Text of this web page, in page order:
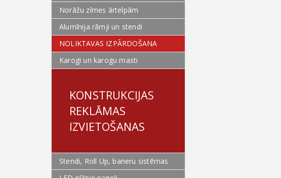
Norāžu zīmes ārtelpām
Alumīnija rāmji un stendi
NOLIKTAVAS IZPĀRDOŠANA
Karogi un karogu masti
KONSTRUKCIJAS
REKLĀMAS
IZVIETOŠANAS
Stendi, Roll Up, baneru sistēmas